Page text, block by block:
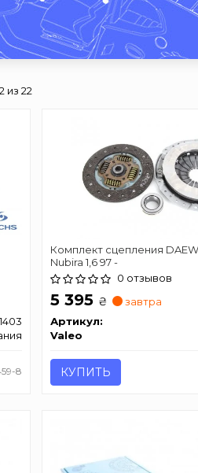
из 22
8
Комплект сцепления
Nubira 1,6 97 -
0 отзывов
5 395 ₴
завтра
Артикул:
Valeo
КУПИТЬ